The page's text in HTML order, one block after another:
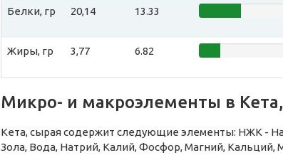
Белки, гр 20,14 13.33
Жиры, гр 3,77 6.82
Микро- и макроэлементы в
Кета, сырая содержит следующие элементы: НЖК -
Зола, Вода, Натрий, Калий, Фосфор, Магний,